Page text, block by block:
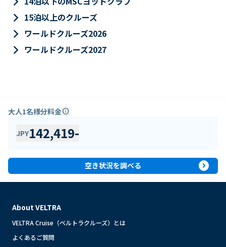
keyboard_arrow_right 15泊以上のクルーズ
keyboard_arrow_right ワールドクルーズ2026
keyboard_arrow_right ワールドクルーズ2027
大人1名様分料金info
JPY142,419-
空き状況を調べる expand_circle_right
About VELTRA
VELTRA Cruise（ベルトラクルーズ）とは
よくあるご質問